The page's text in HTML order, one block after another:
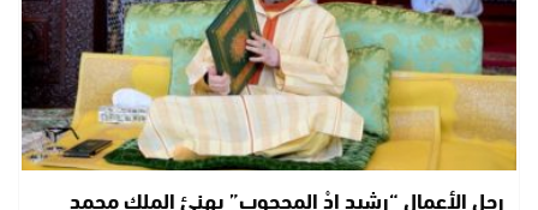
رجل الأعمال “رشيد إِدْ المحجوب” يهنئ الملك محمد